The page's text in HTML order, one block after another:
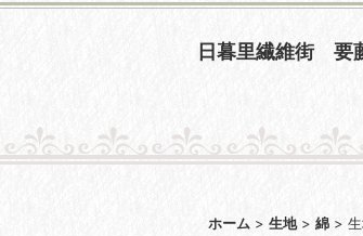
日暮里繊維街 要
ホーム > 生地 > 綿 >